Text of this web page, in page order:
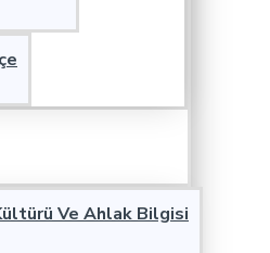
Ve Ahlak Bilgisi